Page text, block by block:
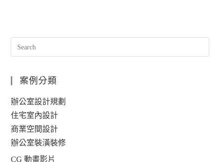
案例分類
辦公室設計規劃
住宅室內設計
商業空間設計
辦公室裝潢裝修
CG 動畫影片